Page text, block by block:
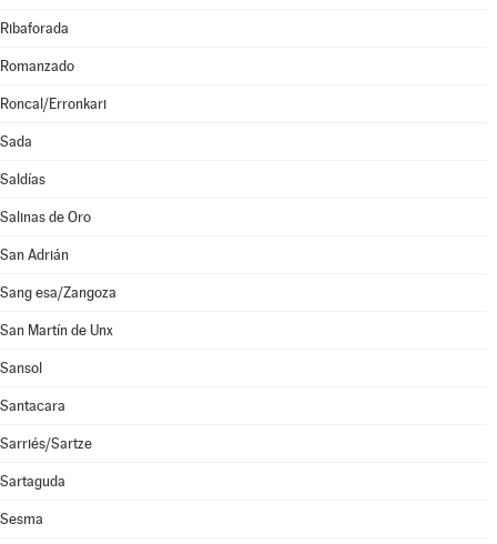
Ribaforada
Romanzado
Roncal/Erronkari
Sada
Saldías
Salinas de Oro
San Adrián
Sang esa/Zangoza
San Martín de Unx
Sansol
Santacara
Sarriés/Sartze
Sartaguda
Sesma